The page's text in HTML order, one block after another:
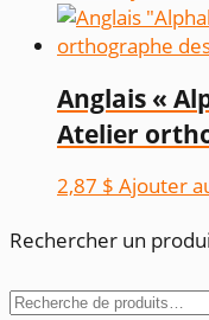
Anglais «
Atelier
2,87 $ Ajouter
Rechercher un
Recherche